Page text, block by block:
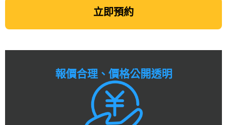
立即預約
報價合理、價格公開透明